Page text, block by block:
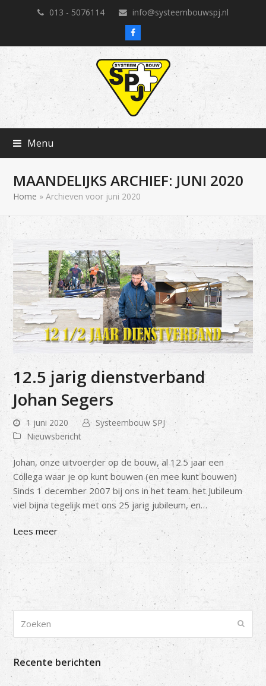
013 - 5076114 info@systeembouwspj.nl
Facebook
Menu
MAANDELIJKS ARCHIEF: JUNI 2020
Home »Archieven voor juni 2020
12.5 jarig dienstverband
Johan Segers
1 juni 2020
Systeembouw SPJ
Nieuwsbericht
Johan, onze uitvoerder op de bouw, al 12.5 jaar een
Collega waar je op kunt bouwen (en mee kunt bouwen)
Sinds 1 december 2007 bij ons in het team. het Jubileum
viel bijna tegelijk met ons 25 jarig jubileum, en…
Lees meer
Recente berichten